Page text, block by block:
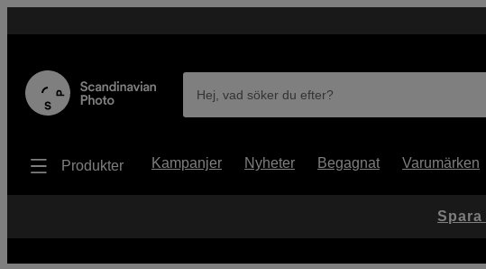
Hej, vad söker du efter?
Produkter Kampanjer Nyheter Begagnat Varumärken